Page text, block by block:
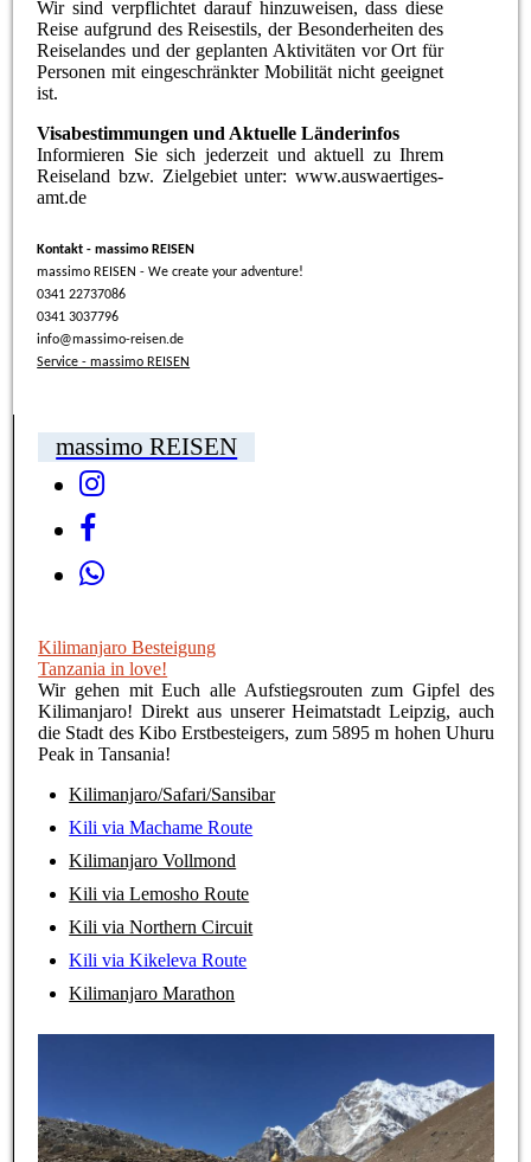
Wir sind verpflichtet darauf hinzuweisen, dass diese
Reise aufgrund des Reisestils, der Besonderheiten des
Reiselandes und der geplanten Aktivitäten vor Ort für
Personen mit eingeschränkter Mobilität nicht geeignet
ist.
Visabestimmungen und Aktuelle Länderinfos
Informieren Sie sich jederzeit und aktuell zu Ihrem
Reiseland bzw. Zielgebiet unter: www.auswaertiges-
amt.de
Kontakt - massimo REISEN
massimo REISEN - We create your adventure!
0341 22737086
0341 3037796
info@massimo-reisen.de
Service - massimo REISEN
massimo REISEN
Kilimanjaro Besteigung
Tanzania in love!
Wir gehen mit Euch alle Aufstiegsrouten zum Gipfel des
Kilimanjaro! Direkt aus unserer Heimatstadt Leipzig, auch
die Stadt des Kibo Erstbesteigers, zum 5895 m hohen Uhuru
Peak in Tansania!
Kilimanjaro/Safari/Sansibar
Kili via Machame Route
Kilimanjaro Vollmond
Kili via Lemosho Route
Kili via Northern Circuit
Kili via Kikeleva Route
Kilimanjaro Marathon